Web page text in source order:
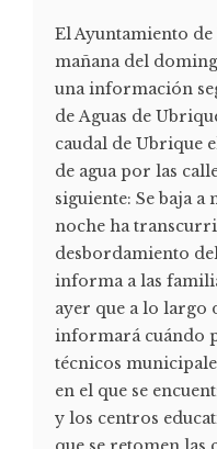
El Ayuntamiento
mañana del
una información
de Aguas de
caudal de Ubrique
de agua por las
siguiente: Se baja a
noche ha
desbordamiento
informa a las
ayer que a lo largo
informará cuándo
técnicos
en el que se
y los centros